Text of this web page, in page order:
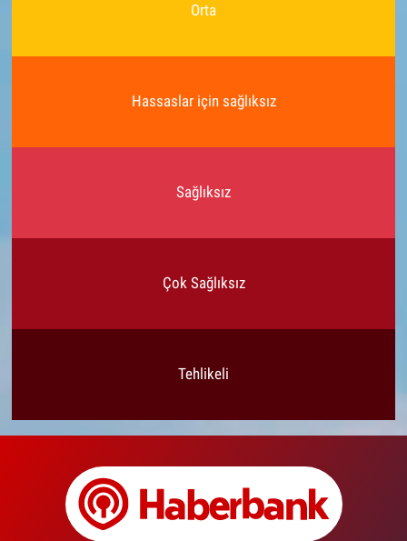
Orta
Hassaslar için sağlıksız
Sağlıksız
Çok Sağlıksız
Tehlikeli